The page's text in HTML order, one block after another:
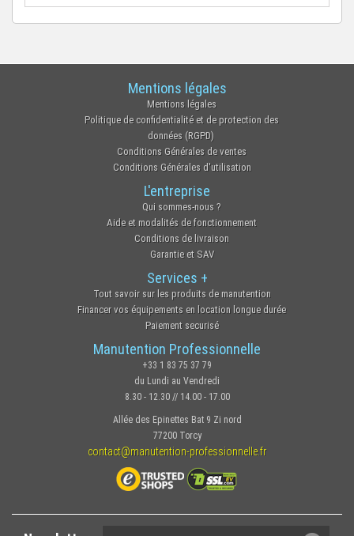
Mentions légales
Mentions légales
Politique de confidentialité et de protection des
données (RGPD)
Conditions Générales de ventes
Conditions Générales d'utilisation
L'entreprise
Qui sommes-nous ?
Aide et modalités de fonctionnement
Conditions de livraison
Garantie et SAV
Services +
Tout savoir sur les produits de manutention
Financer vos équipements en location longue durée
Paiement securisé
Manutention Professionnelle
+33 1 83 75 37 79
du Lundi au Vendredi
8.30 - 12.30 // 14.00 - 17.00
Allée des Epinettes Bat 9 Zi nord
77200 Torcy
contact@manutention-professionnelle.fr